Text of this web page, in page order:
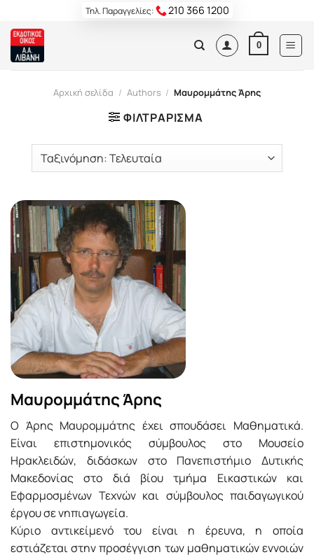
content
Τηλ. Παραγγελίες: 210 366 1200
0
Αρχική σελίδα / Authors / Μαυρομμάτης Άρης
ΦΙΛΤΡΆΡΙΣΜΑ
Μαυρομμάτης Άρης
Ο Άρης Μαυροµµάτης έχει σπουδάσει Μαθηµατικά.
Είναι επιστηµονικός σύµβουλος στο Μουσείο
Ηρακλειδών, διδάσκων στο Πανεπιστήµιο Δυτικής
Μακεδονίας στο διά βίου τµήµα Εικαστικών και
Εφαρµοσµένων Τεχνών και σύµβουλος παιδαγωγικού
έργου σε νηπιαγωγεία.
Κύριο αντικείµενό του είναι η έρευνα, η οποία
εστιάζεται στην προσέγγιση των µαθηµατικών εννοιών